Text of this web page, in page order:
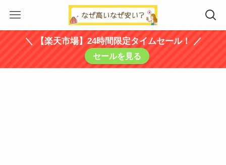
＼ 【楽天市場】24時間限定タイムセール！ ／
セールを見る